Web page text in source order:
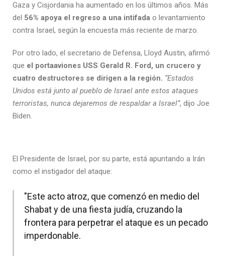
Gaza y Cisjordania ha aumentado en los últimos años. Más
del 56% apoya el regreso a una intifada o levantamiento
contra Israel, según la encuesta más reciente de marzo.
Por otro lado, el secretario de Defensa, Lloyd Austin, afirmó
que el portaaviones USS Gerald R. Ford, un crucero y
cuatro destructores se dirigen a la región. “Estados
Unidos está junto al pueblo de Israel ante estos ataques
terroristas, nunca dejaremos de respaldar a Israel”, dijo Joe
Biden.
El Presidente de Israel, por su parte, está apuntando a Irán
como el instigador del ataque:
"Este acto atroz, que comenzó en medio del
Shabat y de una fiesta judía, cruzando la
frontera para perpetrar el ataque es un pecado
imperdonable.